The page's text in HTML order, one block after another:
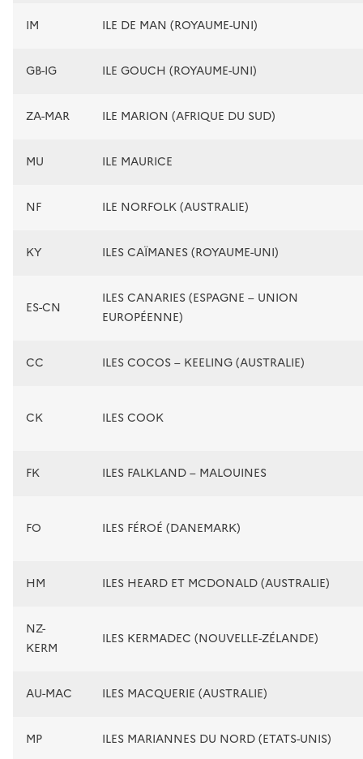
IM ILE DE MAN (ROYAUME-UNI)
GB-IG ILE GOUCH (ROYAUME-UNI)
ZA-MAR ILE MARION (AFRIQUE DU SUD)
MU ILE MAURICE
NF ILE NORFOLK (AUSTRALIE)
KY ILES CAÏMANES (ROYAUME-UNI)
ES-CN
ILES CANARIES (ESPAGNE – UNION
EUROPÉENNE)
CC ILES COCOS – KEELING (AUSTRALIE)
CK ILES COOK
FK ILES FALKLAND – MALOUINES
FO ILES FÉROÉ (DANEMARK)
HM ILES HEARD ET MCDONALD (AUSTRALIE)
NZ-
KERM
ILES KERMADEC (NOUVELLE-ZÉLANDE)
AU-MAC ILES MACQUERIE (AUSTRALIE)
MP ILES MARIANNES DU NORD (ETATS-UNIS)